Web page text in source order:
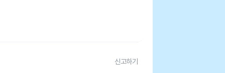
신고하기